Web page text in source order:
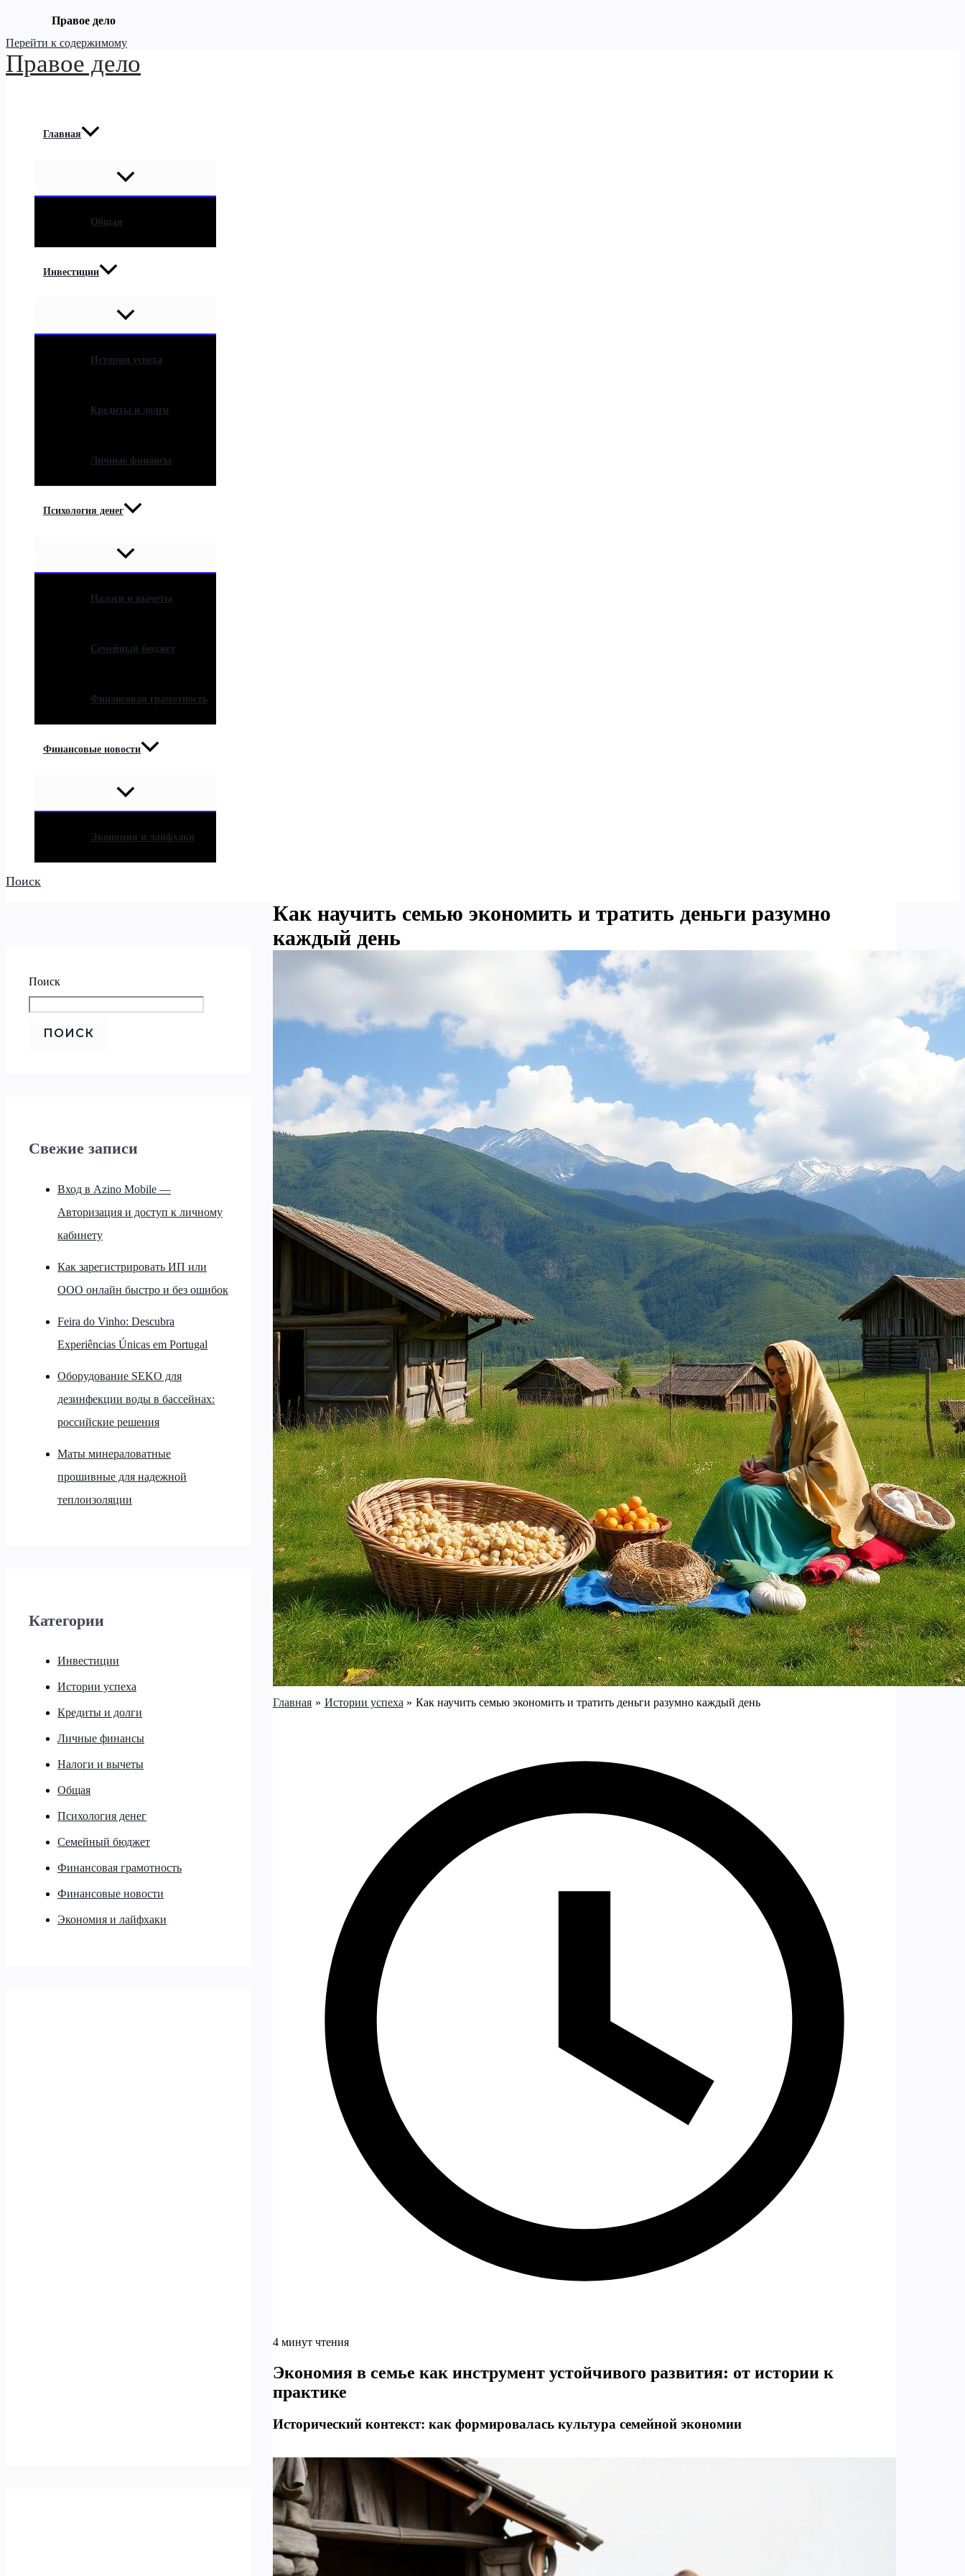
Правое дело
Перейти к содержимому
Правое дело
Главная
Общая
Инвестиции
Истории успеха
Кредиты и долги
Личные финансы
Психология денег
Налоги и вычеты
Семейный бюджет
Финансовая грамотность
Финансовые новости
Экономия и лайфхаки
Поиск
Поиск
ПОИСК
Свежие записи
Вход в Azino Mobile —
Авторизация и доступ к личному
кабинету
Как зарегистрировать ИП или
ООО онлайн быстро и без ошибок
Feira do Vinho: Descubra
Experiências Únicas em Portugal
Оборудование SEKO для
дезинфекции воды в бассейнах:
российские решения
Маты минераловатные
прошивные для надежной
теплоизоляции
Категории
Инвестиции
Истории успеха
Кредиты и долги
Личные финансы
Налоги и вычеты
Общая
Психология денег
Семейный бюджет
Финансовая грамотность
Финансовые новости
Экономия и лайфхаки
Как научить семью экономить и тратить деньги разумно
каждый день
Главная Истории успеха Как научить семью экономить и тратить деньги разумно каждый день
4 минут чтения
Экономия в семье как инструмент устойчивого развития: от истории к
практике
Исторический контекст: как формировалась культура семейной экономии